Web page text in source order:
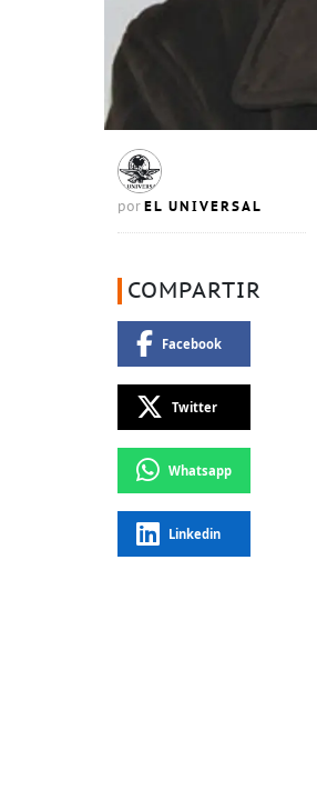
por EL UNIVERSAL
COMPARTIR
Facebook
Twitter
Whatsapp
Linkedin